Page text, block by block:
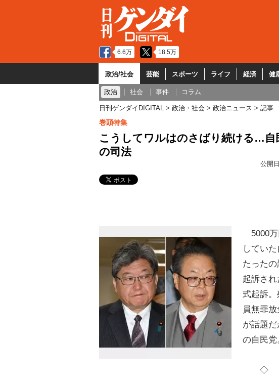
6.6万 18.5万
政治/社会 芸能 スポーツ ライフ 経済 健
政治 社会 事件 コラム
日刊ゲンダイDIGITAL 政治・社会 政治ニュース 記事
巻頭特集
こうしてワルはのさばり続ける…自
の司法
公開
5000万
してい
たった
起訴さ
式起訴。
員無罪
が話題
の自民党
◇